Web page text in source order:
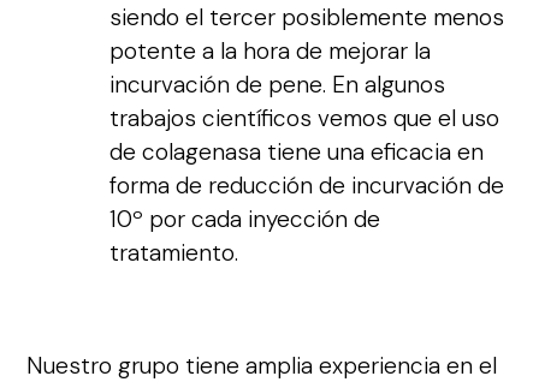
siendo el tercer posiblemente menos
potente a la hora de mejorar la
incurvación de pene. En algunos
trabajos científicos vemos que el uso
de colagenasa tiene una eficacia en
forma de reducción de incurvación de
10º por cada inyección de
tratamiento.
Nuestro grupo tiene amplia experiencia en el